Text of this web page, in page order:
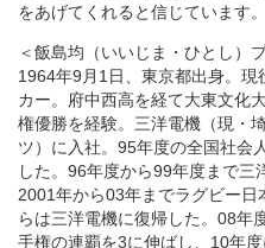
をあげてくれると信じています。
＜飯島均（いいじま・ひとし）
1964年9月1日、東京都出身。
カー。府中西高を経て大東文化
権優勝を経験。三洋電機（現・
ツ）に入社。95年度の全国社会
した。96年度から99年度まで三
2001年から03年までラグビー
らは三洋電機に復帰した。08年
手権の連覇を3に伸ばし、10年